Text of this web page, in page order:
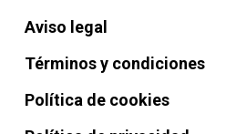
Aviso legal
Términos y condiciones
Política de cookies